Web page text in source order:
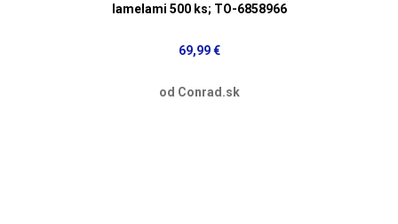
lamelami 500 ks; TO-6858966
69,99 €
od Conrad.sk